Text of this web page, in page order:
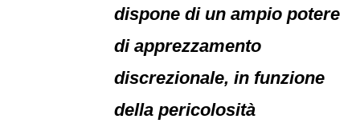
dispone di un ampio potere
di apprezzamento
discrezionale, in funzione
della pericolosità